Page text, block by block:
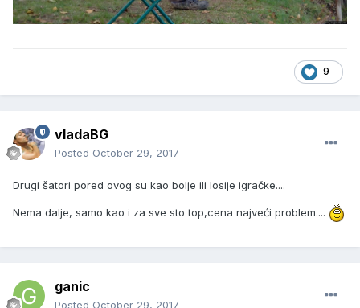
9
vladaBG
Posted October 29, 2017
Drugi šatori pored ovog su kao bolje ili losije igračke....
Nema dalje, samo kao i za sve sto top,cena najveći problem....
ganic
Posted October 29, 2017